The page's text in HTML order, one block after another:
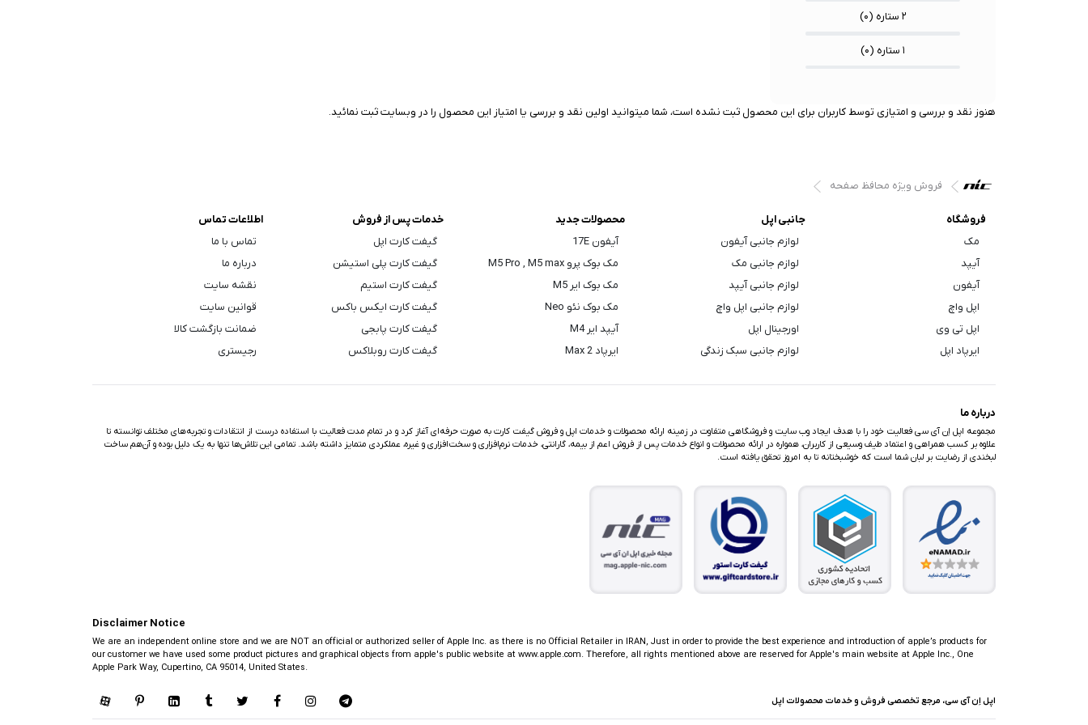
۲ ستاره ( ۰)
۱ ستاره ( ۰)
هنوز نقد و بررسی و امتیازی توسط کاربران برای این محصول ثبت نشده است، شما میتوانید اولین نقد و بررسی یا امتیاز این محصول را در وبسایت ثبت نمائید.
فروش ویژه محافظ صفحه
فروشگاه
مک
آیپد
آیفون
اپل واچ
اپل تی وی
ایرپاد اپل
جانبی اپل
لوازم جانبی آیفون
لوازم جانبی مک
لوازم جانبی آیپد
لوازم جانبی اپل واچ
اورجینال اپل
لوازم جانبی سبک زندگی
محصولات جدید
آیفون 17E
مک بوک پرو M5 Pro , M5 max
مک بوک ایر M5
مک بوک نئو Neo
آیپد ایر M4
ایرپاد Max 2
خدمات پس از فروش
گیفت کارت اپل
گیفت کارت پلی استیشن
گیفت کارت استیم
گیفت کارت ایکس باکس
گیفت کارت پابجی
گیفت کارت روبلاکس
اطلاعات تماس
تماس با ما
درباره ما
نقشه سایت
قوانین سایت
ضمانت بازگشت کالا
رجیستری
درباره ما
مجموعه اپل اِن آی سی فعالیت خود را با هدف ایجاد وب سایت و فروشگاهی متفاوت در زمینه ارائه محصولات و خدمات اپل و فروش گیفت کارت به صورت حرفه‌ای آغاز کرد و در تمام مدت فعالیت با استفاده درست از انتقادات و تجربه‌های مختلف توانسته تا
علاوه بر کسب همراهی و اعتماد طیف وسیعی از کاربران، همواره در ارائه محصولات و انواع خدمات پس از فروش اعم از بیمه، گارانتی، خدمات نرم‌افزاری و سخت‌افزاری و غیره، عملکردی متمایز داشته باشد. تمامی این تلاش‌ها تنها به یک دلیل بوده و آن‌هم ساخت
لبخندی از رضایت بر لبان شما است که خوشبختانه تا به امروز تحقق یافته است.
Disclaimer Notice
We are an independent online store and we are NOT an official or authorized seller of Apple Inc. as there is no Official Retailer in IRAN, Just in order to provide the best experience and introduction of apple’s products for
our customer we have used some product pictures and graphical objects from apple's public website at www.apple.com. Therefore, all rights mentioned above are reserved for Apple's main website at Apple Inc., One
Apple Park Way, Cupertino, CA 95014, United States.
اپل اِن آی سی، مرجع تخصصی فروش و خدمات محصولات اپل